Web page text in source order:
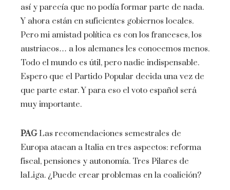
así y parecía que no podía formar parte de nada.
Y ahora están en suficientes gobiernos locales.
Pero mi amistad política es con los franceses, los
austriacos… a los alemanes les conocemos menos.
Todo el mundo es útil, pero nadie indispensable.
Espero que el Partido Popular decida una vez de
que parte estar. Y para eso el voto español será
muy importante.
PAGLas recomendaciones semestrales de
Europa atacan a Italia en tres aspectos: reforma
fiscal, pensiones y autonomía. Tres Pilares de
laLiga. ¿Puede crear problemas en la coalición?